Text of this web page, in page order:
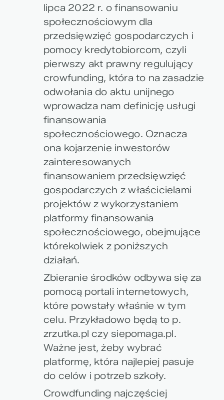
lipca 2022 r. o finansowaniu
społecznościowym dla
przedsięwzięć gospodarczych i
pomocy kredytobiorcom, czyli
pierwszy akt prawny regulujący
crowfunding, która to na zasadzie
odwołania do aktu unijnego
wprowadza nam definicję usługi
finansowania
społecznościowego. Oznacza
ona kojarzenie inwestorów
zainteresowanych
finansowaniem przedsięwzięć
gospodarczych z właścicielami
projektów z wykorzystaniem
platformy finansowania
społecznościowego, obejmujące
którekolwiek z poniższych
działań.
Zbieranie środków odbywa się za
pomocą portali internetowych,
które powstały właśnie w tym
celu. Przykładowo będą to p.
zrzutka.pl czy siepomaga.pl.
Ważne jest, żeby wybrać
platformę, która najlepiej pasuje
do celów i potrzeb szkoły.
Crowdfunding najczęściej